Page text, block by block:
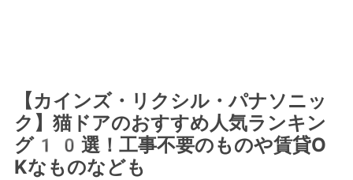
【カインズ・リクシル・パナソニッ
ク】猫ドアのおすすめ人気ランキン
グ10選！工事不要のものや賃貸O
Kなものなども